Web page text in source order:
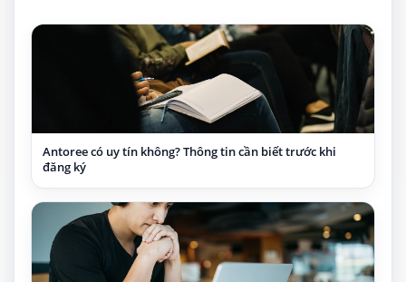
Antoree có uy tín không? Thông tin cần biết trước khi
đăng ký